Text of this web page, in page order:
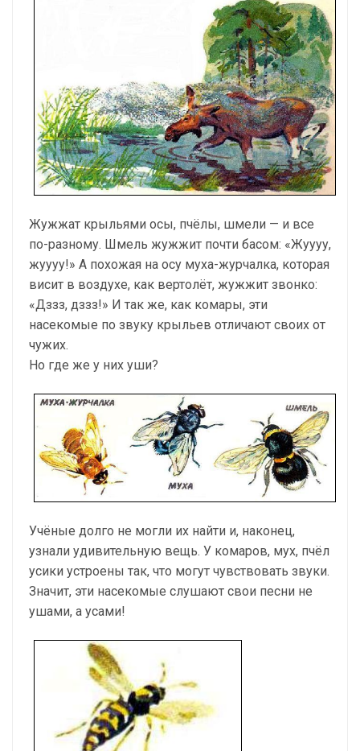
Жужжат крыльями осы, пчёлы, шмели — и все
по-разному. Шмель жужжит почти басом: «Жуууу,
жуууу!» А похожая на осу муха-журчалка, которая
висит в воздухе, как вертолёт, жужжит звонко:
«Дззз, дззз!» И так же, как комары, эти
насекомые по звуку крыльев отличают своих от
чужих.
Но где же у них уши?
Учёные долго не могли их найти и, наконец,
узнали удивительную вещь. У комаров, мух, пчёл
усики устроены так, что могут чувствовать звуки.
Значит, эти насекомые слушают свои песни не
ушами, а усами!